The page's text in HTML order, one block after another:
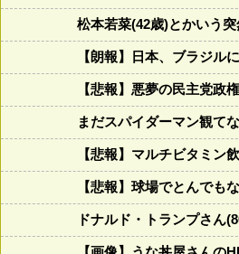
松本若菜(42歳)とかいう
【朗報】日本、ブラジル
【悲報】悪夢の民主党政
まだスパイダーマン観
【悲報】マルチビタミン
【悲報】球場でとんで
ドナルド・トランプさん